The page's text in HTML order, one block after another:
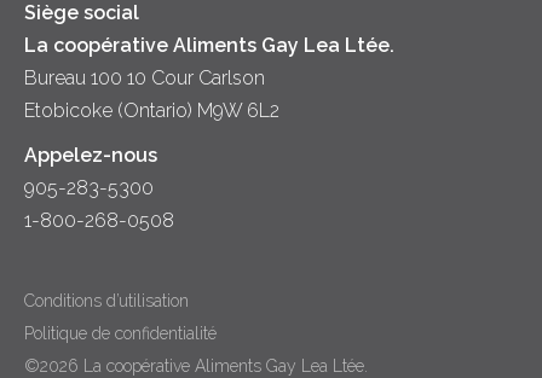
Siège social
La coopérative Aliments Gay Lea Ltée.
Bureau 100 10 Cour Carlson
Etobicoke (Ontario) M9W 6L2
Appelez-nous
905-283-5300
1-800-268-0508
Conditions d’utilisation
Politique de confidentialité
©2026 La coopérative Aliments Gay Lea Ltée.